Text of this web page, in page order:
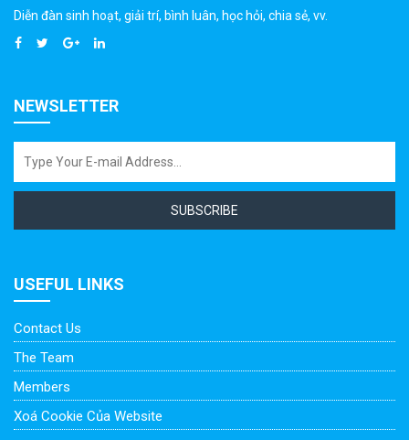
Diễn đàn sinh hoạt, giải trí, bình luân, học hỏi, chia sẻ, vv.
NEWSLETTER
SUBSCRIBE
USEFUL LINKS
Contact Us
The Team
Members
Xoá Cookie Của Website